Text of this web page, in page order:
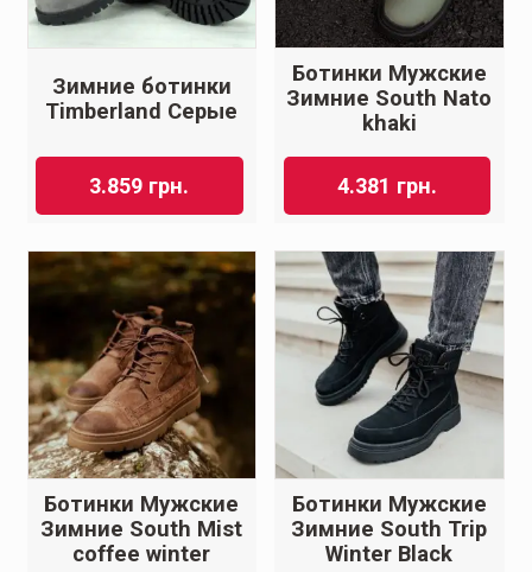
Зимние ботинки
Timberland Серые
3.859 грн.
Ботинки Мужские
Зимние South Nato
khaki
4.381 грн.
Ботинки Мужские
Зимние South Mist
coffee winter
Ботинки Мужские
Зимние South Trip
Winter Black